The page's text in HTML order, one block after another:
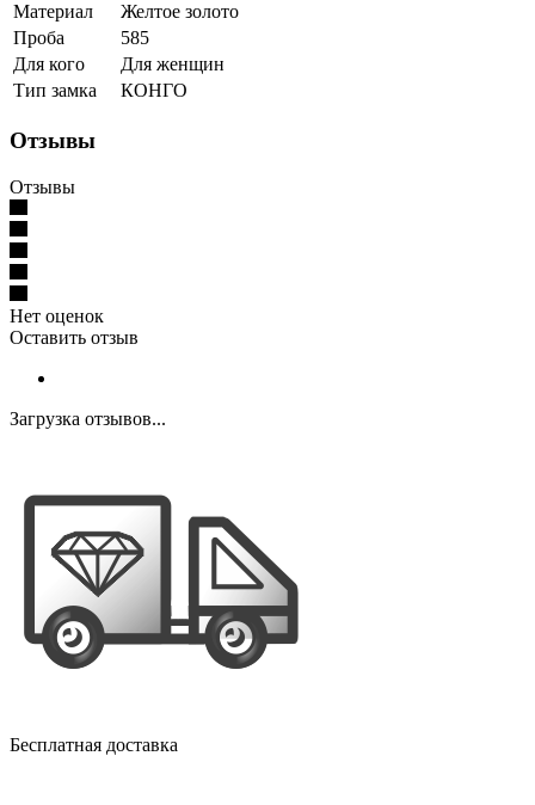
Материал
Желтое золото
Проба
585
Для кого
Для женщин
Тип замка
КОНГО
Отзывы
Отзывы
Нет оценок
Оставить отзыв
Загрузка отзывов...
Бесплатная доставка